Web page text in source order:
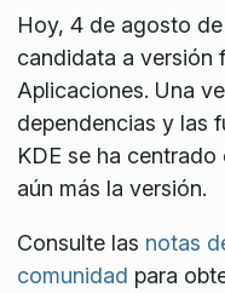
Hoy, 4 de agosto
candidata a versión
Aplicaciones. Una
dependencias y las
KDE se ha
aún más la versión.
Consulte las notas
comunidad para